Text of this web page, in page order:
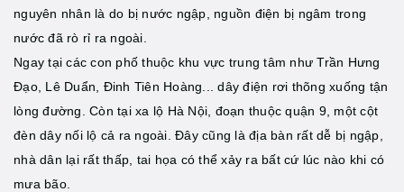
nguyên nhân là do bị nước ngập, nguồn điện bị ngâm trong
nước đã rò rỉ ra ngoài.
Ngay tại các con phố thuộc khu vực trung tâm như Trần Hưng
Đạo, Lê Duẩn, Đinh Tiên Hoàng... dây điện rơi thõng xuống tận
lòng đường. Còn tại xa lộ Hà Nội, đoạn thuộc quận 9, một cột
đèn dây nối lộ cả ra ngoài. Đây cũng là địa bàn rất dễ bị ngập,
nhà dân lại rất thấp, tai họa có thể xảy ra bất cứ lúc nào khi có
mưa bão.